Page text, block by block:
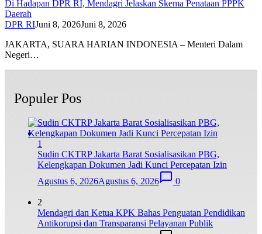
Di Hadapan DPR RI, Mendagri Jelaskan Skema Penataan PPPK
Daerah
DPR RIJuni 8, 2026Juni 8, 2026
JAKARTA, SUARA HARIAN INDONESIA – Menteri Dalam
Negeri…
Populer Pos
1
Sudin CKTRP Jakarta Barat Sosialisasikan PBG,
Kelengkapan Dokumen Jadi Kunci Percepatan Izin
Agustus 6, 2026Agustus 6, 2026 0
2
Mendagri dan Ketua KPK Bahas Penguatan Pendidikan
Antikorupsi dan Transparansi Pelayanan Publik